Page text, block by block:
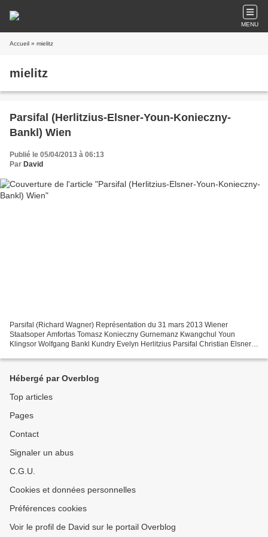
MENU
Accueil » mielitz
mielitz
Parsifal (Herlitzius-Elsner-Youn-Konieczny-
Bankl) Wien
Publié le 05/04/2013 à 06:13
Par David
Parsifal (Richard Wagner) Représentation du 31 mars 2013 Wiener
Staatsoper Amfortas Tomasz Konieczny Gurnemanz Kwangchul Youn
Klingsor Wolfgang Bankl Kundry Evelyn Herlitzius Parsifal Christian Elsner
Hébergé par Overblog
Top articles
Pages
Contact
Signaler un abus
C.G.U.
Cookies et données personnelles
Préférences cookies
Voir le profil de David sur le portail Overblog